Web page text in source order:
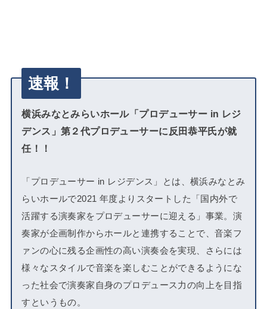
速報！
横浜みなとみらいホール「プロデューサー in レジ
デンス」第２代プロデューサーに反田恭平氏が就
任！！
「プロデューサー in レジデンス」とは、横浜みなとみ
らいホールで2021 年度よりスタートした「国内外で
活躍する演奏家をプロデューサーに迎える」事業。演
奏家が企画制作からホールと連携することで、音楽フ
ァンの心に残る企画性の高い演奏会を実現、さらには
様々なスタイルで音楽を楽しむことができるようにな
った社会で演奏家自身のプロデュース力の向上を目指
すというもの。